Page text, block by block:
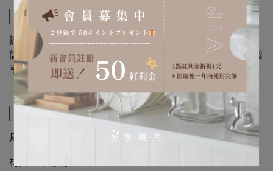
商品介紹
握感舒適、操作順手，方便精準量取咖啡粉份量。
簡約俐落設計，輕巧好用，無論手沖或濃縮咖啡，都能輕鬆
掌握每一次完美萃取。
規格說明
尺寸：148x42x25mm
材質：不鏽鋼